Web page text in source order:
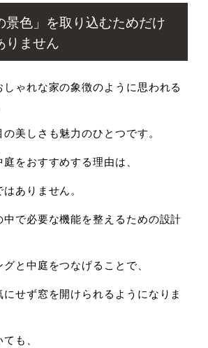
景色」を取り込むためだけ
りません
しゃれな家の象徴のように思われる
美しさも魅力のひとつです。
をおすすめする理由は、
ありません。
中で必要な機能を整えるための設計
グと中庭をつなげることで、
せず窓を開けられるようになりま
も、